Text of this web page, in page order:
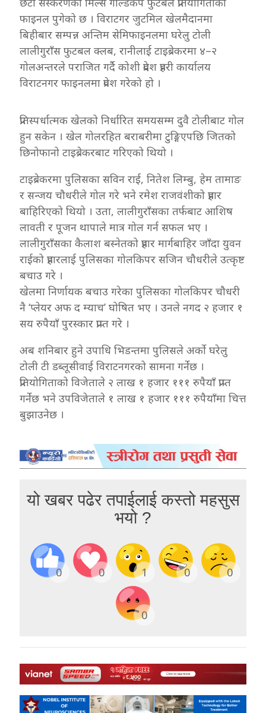
फाइनल पुगेको छ । विराटगर जुटमिल खेलमैदानमा
बिहीबार सम्पन्न अन्तिम सेमिफाइनलमा घरेलु टोली
लालीगुराँस फुटबल क्लब, रानीलाई टाइब्रेकरमा ४–२
गोलअन्तरले पराजित गर्दै कोशी प्रदेश प्रहरी कार्यालय
विराटनगर फाइनलमा प्रवेश गरेको हो ।
प्रतिस्पर्धात्मक खेलको निर्धारित समयसम्म दुवै टोलीबाट गोल
हुन सकेन । खेल गोलरहित बराबरीमा टुङ्गिएपछि जितको
छिनोफानो टाइब्रेकरबाट गरिएको थियो ।
टाइब्रेकरमा पुलिसका सविन राई, नितेश लिम्बु, हेम तामाङ
र सन्जय चौधरीले गोल गरे भने रमेश राजवंशीको प्रहार
बाहिरिएको थियो । उता, लालीगुराँसका तर्फबाट आशिष
लावती र पूजन थापाले मात्र गोल गर्न सफल भए ।
लालीगुराँसका कैलाश बस्नेतको प्रहार मार्गबाहिर जाँदा युवन
राईको प्रहारलाई पुलिसका गोलकिपर सजिन चौधरीले उत्कृष्ट
बचाउ गरे ।
खेलमा निर्णायक बचाउ गरेका पुलिसका गोलकिपर चौधरी
नै ‘प्लेयर अफ द म्याच’ घोषित भए । उनले नगद २ हजार १
सय रुपैयाँ पुरस्कार प्राप्त गरे ।
अब शनिबार हुने उपाधि भिडन्तमा पुलिसले अर्को घरेलु
टोली टी डब्लूसीवाई विराटनगरको सामना गर्नेछ ।
प्रतियोगिताको विजेताले २ लाख १ हजार १११ रुपैयाँ प्राप्त
गर्नेछ भने उपविजेताले १ लाख १ हजार १११ रुपैयाँमा चित्त
बुझाउनेछ ।
यो खबर पढेर तपाईलाई कस्तो महसुस
भयो ?
0 0 1 0 0
0